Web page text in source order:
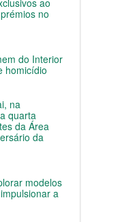
ao
no
do Interior
homicídio
na
quarta
da Área
da
modelos
a